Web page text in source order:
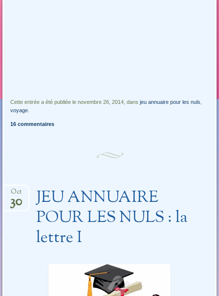
Cette entrée a été publiée le novembre 26, 2014, dansjeu annuaire pour les nuls
voyage
16 commentaires
JEU ANNUAIRE
POUR LES NULS : la
lettre I
Oct
30